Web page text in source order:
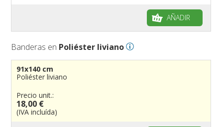
AÑADIR
Banderas en Poliéster liviano
91x140 cm
Poliéster liviano
Precio unit.:
18,00 €
(IVA incluída)